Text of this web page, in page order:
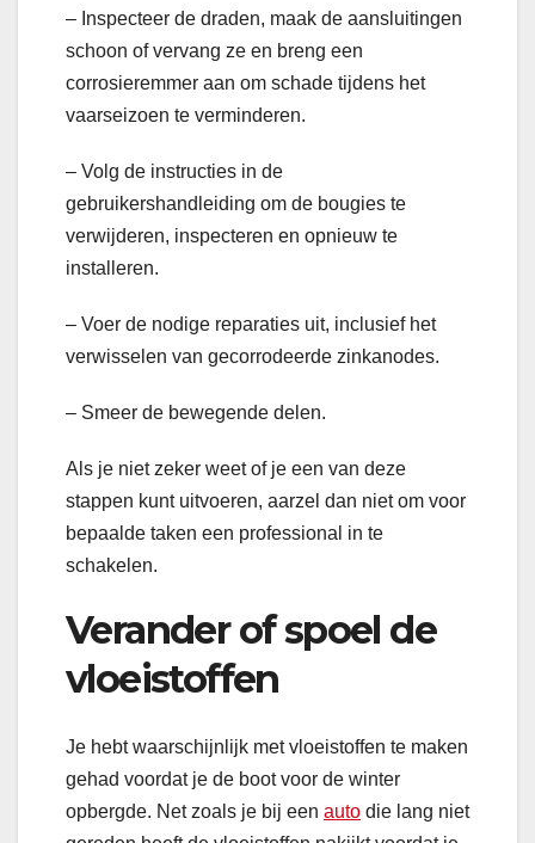
– Inspecteer de draden, maak de aansluitingen
schoon of vervang ze en breng een
corrosieremmer aan om schade tijdens het
vaarseizoen te verminderen.
– Volg de instructies in de
gebruikershandleiding om de bougies te
verwijderen, inspecteren en opnieuw te
installeren.
– Voer de nodige reparaties uit, inclusief het
verwisselen van gecorrodeerde zinkanodes.
– Smeer de bewegende delen.
Als je niet zeker weet of je een van deze
stappen kunt uitvoeren, aarzel dan niet om voor
bepaalde taken een professional in te
schakelen.
Verander of spoel de
vloeistoffen
Je hebt waarschijnlijk met vloeistoffen te maken
gehad voordat je de boot voor de winter
opbergde. Net zoals je bij een auto die lang niet